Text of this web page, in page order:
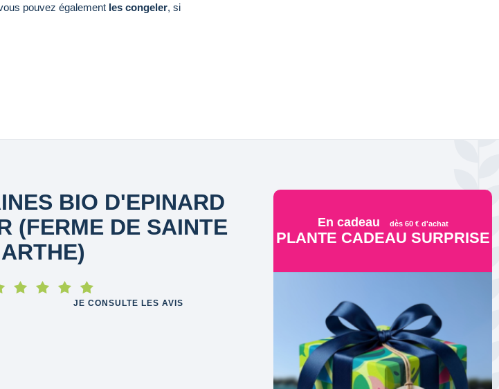
pouvez également les congeler, si
BIO D'EPINARD
(FERME DE SAINTE
JE CONSULTE LES AVIS
En cadeau dès 60 € d'achat
PLANTE CADEAU SURPRISE